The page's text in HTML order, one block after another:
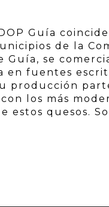
Guía
de la
Guía, se
en fuentes
producción
los más
estos quesos.